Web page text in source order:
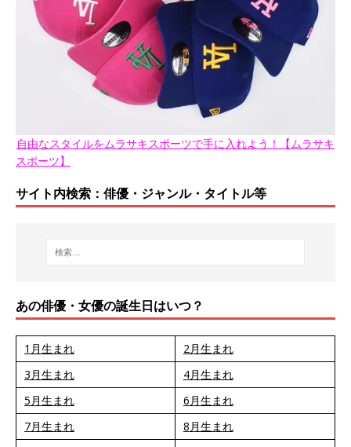
自由なスタイルをムラサキスポーツで手に入れよう！【ムラサキ
スポーツ】
サイト内検索：俳優・ジャンル・タイトル等
あの俳優・女優の誕生日はいつ？
1月生まれ
2月生まれ
3月生まれ
4月生まれ
5月生まれ
6月生まれ
7月生まれ
8月生まれ